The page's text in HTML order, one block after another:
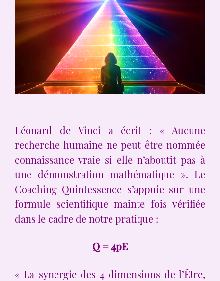
Léonard de Vinci a écrit : « Aucune
recherche humaine ne peut être nommée
connaissance vraie si elle n’aboutit pas à
une démonstration mathématique ». Le
Coaching Quintessence s’appuie sur une
formule scientifique mainte fois vérifiée
dans le cadre de notre pratique :
Q = 4pE
« La synergie des 4 dimensions de l’Être,